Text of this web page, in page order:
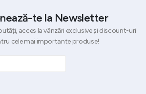
te la Newsletter
acces la vânzări exclusive și discount-uri
cele mai importante produse!